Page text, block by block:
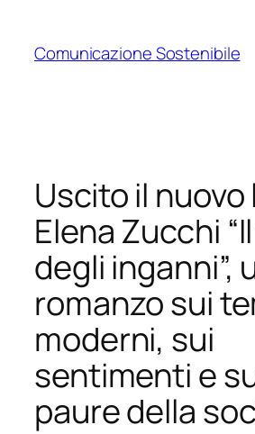
contenuto
Comunicazione Sostenibile
Uscito il nuovo
Elena Zucchi
degli inganni”,
romanzo sui
moderni, sui
sentimenti e
paure della